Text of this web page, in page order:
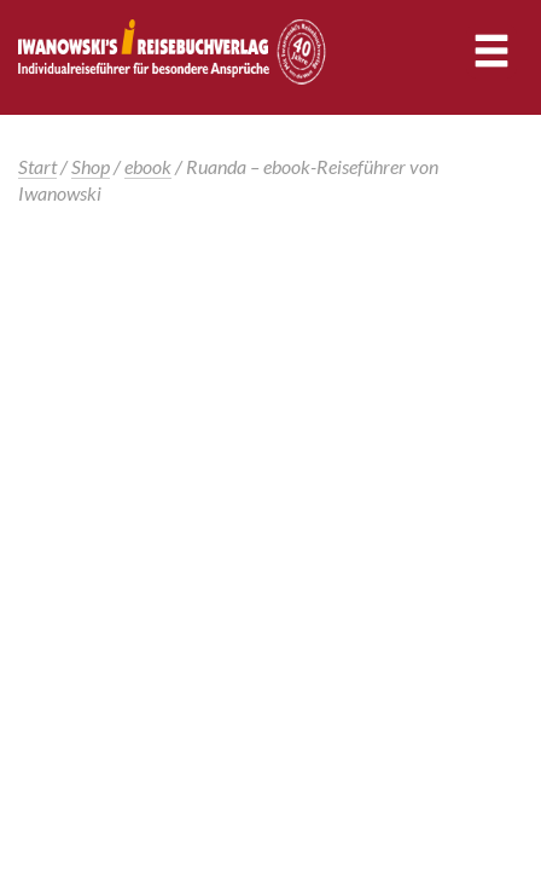
Start/Shop/ebook/ Ruanda – ebook-Reiseführer von
Iwanowski